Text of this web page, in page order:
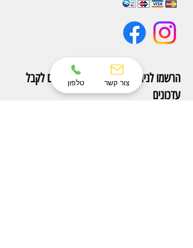
הרשמו לניוזלטר שלנו ותהיו הראשונים לקבל
עדכונים
טלפון צור קשר